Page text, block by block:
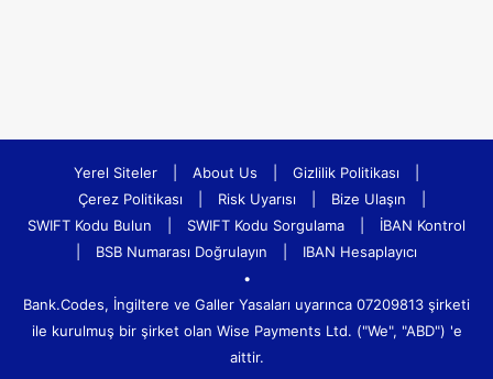
Yerel Siteler About Us Gizlilik Politikası
Çerez Politikası
Risk Uyarısı Bize Ulaşın
SWIFT Kodu Bulun
SWIFT Kodu Sorgulama
İBAN Kontrol
BSB Numarası Doğrulayın
IBAN Hesaplayıcı
•
Bank.Codes, İngiltere ve Galler Yasaları uyarınca 07209813 şirketi
ile kurulmuş bir şirket olan Wise Payments Ltd. ("We", "ABD") 'e
aittir.